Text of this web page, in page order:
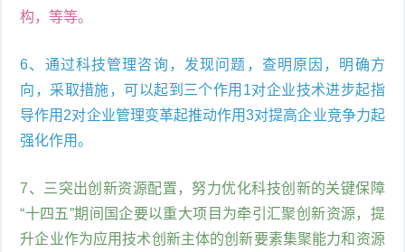
构，等等。
6、通过科技管理咨询，发现问题，查明原因，明确方
向，采取措施，可以起到三个作用1对企业技术进步起指
导作用2对企业管理变革起推动作用3对提高企业竞争力起
强化作用。
7、三突出创新资源配置，努力优化科技创新的关键保障
“十四五”期间国企要以重大项目为牵引汇聚创新资源，提
升企业作为应用技术创新主体的创新要素集聚能力和资源